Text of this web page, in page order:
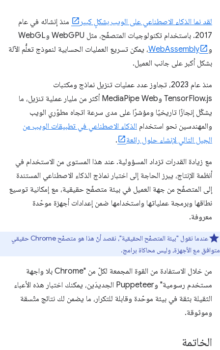
لقد نما الذكاء الاصطناعي على الويب بشكلٍ كبير
منذ إنشائه في عام
2017. باستخدام تكنولوجيات المتصفّح، مثل WebGPU وWebGL
و
WebAssembly، يمكن تسريع العمليات الحسابية لنموذج تعلُّم الآلة
بشكل أكبر على جانب العميل.
منذ عام 2023، تجاوز عدد عمليات تنزيل نماذج ومكتبات
TensorFlow.js وMediaPipe Web أكثر من مليار عملية تنزيل، ما
يشكّل إنجازًا تاريخيًا ومؤشرًا على مدى سرعة اتجاه مطوّري الويب
والمهندسين نحو استخدام الذكاء الاصطناعي في تطبيقات الويب من
الجيل التالي لإنشاء حلول رائعة
.
مع زيادة القدرات تزداد المسؤولية. عند هذا المستوى من الاستخدام في
أنظمة الإنتاج، يبرز الحاجة إلى اختبار نماذج الذكاء الاصطناعي المستندة
إلى المتصفّح من جهة العميل في بيئة متصفّح حقيقية، مع إمكانية توسيع
نطاقها وبرمجة عملياتها واستخدامها ضمن إعدادات أجهزة موحّدة
معروفة.
عندما نقول "بيئة المتصفّح الحقيقية"، نقصد أنّ هذا هو متصفّح Chrome حقيقي
متوافق مع الأجهزة، وليس محاكاة برامج.
من خلال الاستفادة من القوة المجمعة لكلّ من "Chrome بلا واجهة
مستخدم رسومية" وPuppeteer الجديدَين، يمكنك اختبار هذه الأعباء
الثقيلة بثقة في بيئة موحّدة وقابلة للتكرار، ما يضمن لك نتائج متّسقة
وموثوقة.
الخاتمة